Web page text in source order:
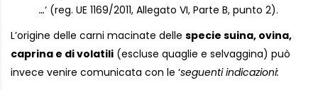
…‘ (reg. UE 1169/2011, Allegato VI, Parte B, punto 2).
L’origine delle carni macinate delle specie suina, ovina,
caprina e di volatili (escluse quaglie e selvaggina) può
invece venire comunicata con le ‘seguenti indicazioni: